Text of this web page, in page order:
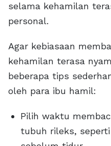
selama kehamilan
personal.
Agar kebiasaan
kehamilan terasa
beberapa tips
oleh para ibu hamil:
Pilih waktu
tubuh rileks,